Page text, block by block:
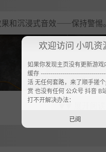
和沉浸式音效——保持警惕。
▼▼
欢迎访问 小叽
如果你发现主页没有更新游
缓存
活 无任何套路，来了顺手搓
赏 也没有任何 公众号 抖音 B
打不开解决办法：
已阅